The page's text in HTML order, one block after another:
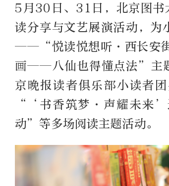
5月30日、31日，北京图书
读分享与文艺展演活动，为
——“悦读悦想听·西长安
画——八仙也得懂点法”主
京晚报读者俱乐部小读者
“‘书香筑梦·声耀未来’
动”等多场阅读主题活动。